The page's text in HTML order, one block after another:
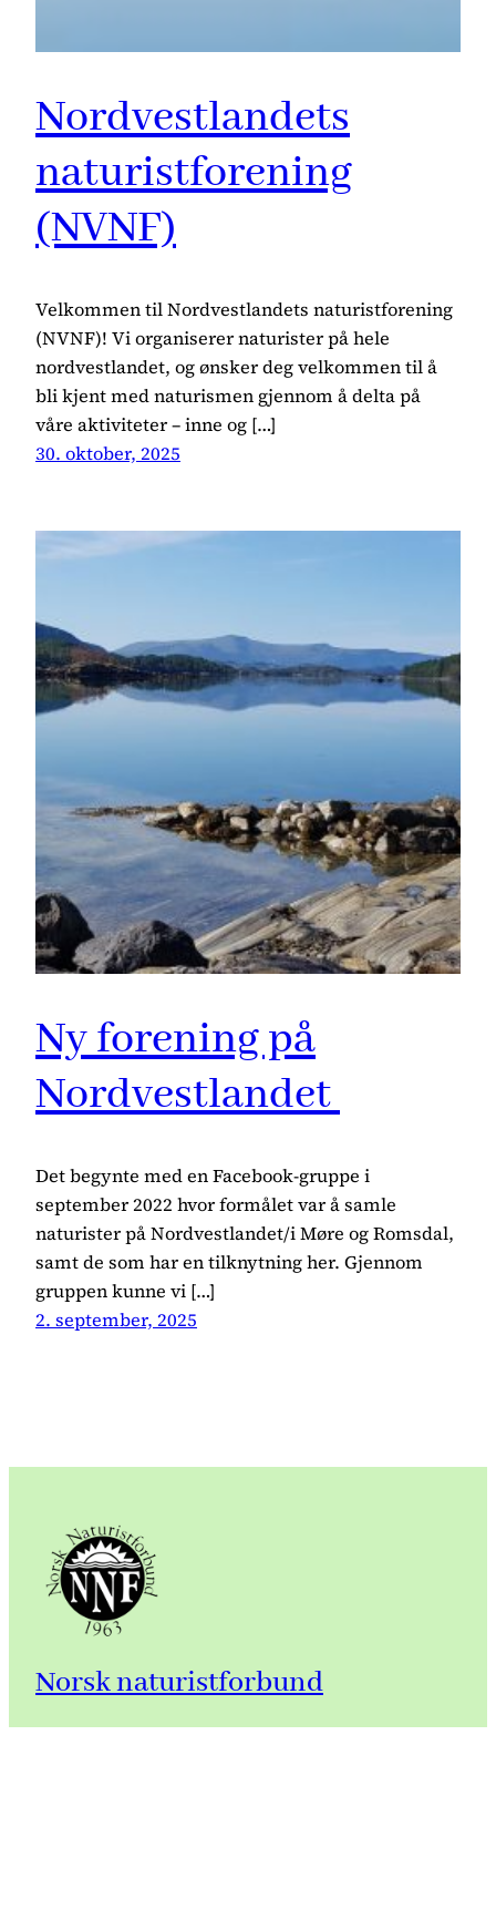
Nordvestlandets
naturistforening
(NVNF)
Velkommen til Nordvestlandets naturistforening
(NVNF)! Vi organiserer naturister på hele
nordvestlandet, og ønsker deg velkommen til å
bli kjent med naturismen gjennom å delta på
våre aktiviteter – inne og […]
30. oktober, 2025
Ny forening på
Nordvestlandet
Det begynte med en Facebook-gruppe i
september 2022 hvor formålet var å samle
naturister på Nordvestlandet/i Møre og Romsdal,
samt de som har en tilknytning her. Gjennom
gruppen kunne vi […]
2. september, 2025
Norsk naturistforbund